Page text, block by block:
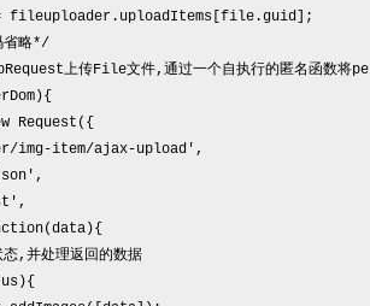
= fileuploader.uploadItems[file.guid];
省略*/
上传File文件,通过一个自执行的匿名函数将
Request({
img-item/ajax-upload',
,并处理返回的数据